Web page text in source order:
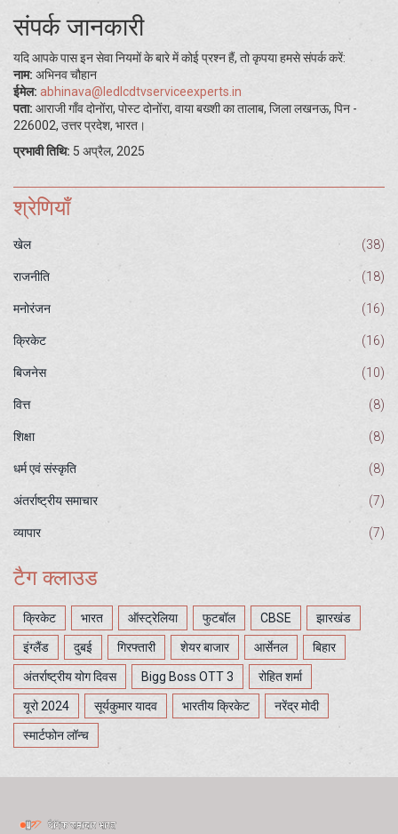
संपर्क जानकारी
यदि आपके पास इन सेवा नियमों के बारे में कोई प्रश्न हैं, तो कृपया हमसे संपर्क करें:
नाम: अभिनव चौहान
ईमेल: abhinava@ledlcdtvserviceexperts.in
पता: आराजी गाँव दोनोंरा, पोस्ट दोनोंरा, वाया बख्शी का तालाब, जिला लखनऊ, पिन -
226002, उत्तर प्रदेश, भारत।
प्रभावी तिथि: 5 अप्रैल, 2025
श्रेणियाँ
खेल (38)
राजनीति (18)
मनोरंजन (16)
क्रिकेट (16)
बिजनेस (10)
वित्त (8)
शिक्षा (8)
धर्म एवं संस्कृति (8)
अंतर्राष्ट्रीय समाचार (7)
व्यापार (7)
टैग क्लाउड
क्रिकेट भारत ऑस्ट्रेलिया फुटबॉल CBSE झारखंड
इंग्लैंड दुबई गिरफ्तारी शेयर बाजार आर्सेनल बिहार
अंतर्राष्ट्रीय योग दिवस Bigg Boss OTT 3 रोहित शर्मा
यूरो 2024 सूर्यकुमार यादव भारतीय क्रिकेट नरेंद्र मोदी
स्मार्टफोन लॉन्च